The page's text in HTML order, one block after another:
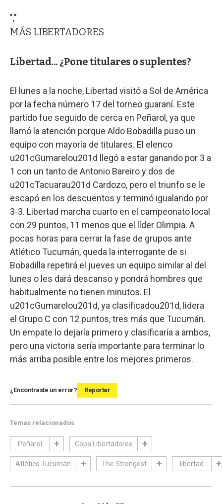
","
MÁS LIBERTADORES
Libertad... ¿Pone titulares o suplentes?
El lunes a la noche, Libertad visitó a Sol de América
por la fecha número 17 del torneo guaraní. Este
partido fue seguido de cerca en Peñarol, ya que
llamó la atención porque Aldo Bobadilla puso un
equipo con mayoría de titulares. El elenco
u201cGumarelou201d llegó a estar ganando por 3 a
1 con un tanto de Antonio Bareiro y dos de
u201cTacuarau201d Cardozo, pero el triunfo se le
escapó en los descuentos y terminó igualando por
3-3. Libertad marcha cuarto en el campeonato local
con 29 puntos, 11 menos que el líder Olimpia. A
pocas horas para cerrar la fase de grupos ante
Atlético Tucumán, queda la interrogante de si
Bobadilla repetirá el jueves un equipo similar al del
lunes o les dará descanso y pondrá hombres que
habitualmente no tienen minutos. El
u201cGumarelou201d, ya clasificadou201d, lidera
el Grupo C con 12 puntos, tres más que Tucumán.
Un empate lo dejaría primero y clasificaría a ambos,
pero una victoria sería importante para terminar lo
más arriba posible entre los mejores primeros.
¿Encontraste un error? Reportar
Temas relacionados
Peñarol Copa Libertadores
Atlético Tucumán The Strongest libertad